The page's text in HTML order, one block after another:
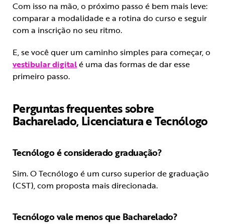
Com isso na mão, o próximo passo é bem mais leve:
comparar a modalidade e a rotina do curso e seguir
com a inscrição no seu ritmo.
E, se você quer um caminho simples para começar, o
vestibular digitalé uma das formas de dar esse
primeiro passo.
Perguntas frequentes sobre
Bacharelado, Licenciatura e Tecnólogo
Tecnólogo é considerado graduação?
Sim. O Tecnólogo é um curso superior de graduação
(CST), com proposta mais direcionada.
Tecnólogo vale menos que Bacharelado?